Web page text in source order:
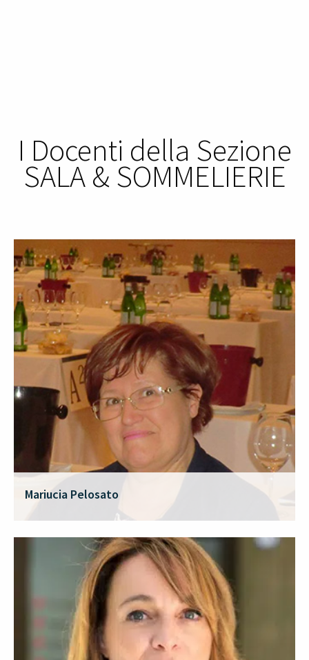
I Docenti della Sezione
SALA & SOMMELIERIE
Mariucia Pelosato